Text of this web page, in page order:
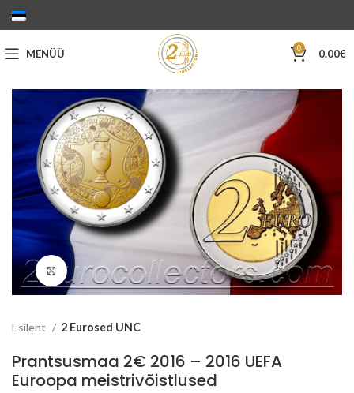
MENÜÜ 0 0.00€
Suurenda
Esileht 2 Eurosed UNC
Prantsusmaa 2€ 2016 – 2016 UEFA
Euroopa meistrivõistlused